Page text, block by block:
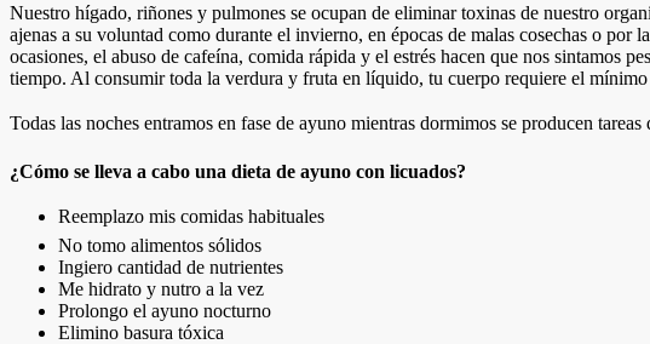
Nuestro hígado, riñones y pulmones se ocupan de eliminar toxinas de nuestro
ajenas a su voluntad como durante el invierno, en épocas de malas cosechas o
ocasiones, el abuso de cafeína, comida rápida y el estrés hacen que nos sintamos
tiempo. Al consumir toda la verdura y fruta en líquido, tu cuerpo requiere el
Todas las noches entramos en fase de ayuno mientras dormimos se producen
¿Cómo se lleva a cabo una dieta de ayuno con licuados?
Reemplazo mis comidas habituales
No tomo alimentos sólidos
Ingiero cantidad de nutrientes
Me hidrato y nutro a la vez
Prolongo el ayuno nocturno
Elimino basura tóxica